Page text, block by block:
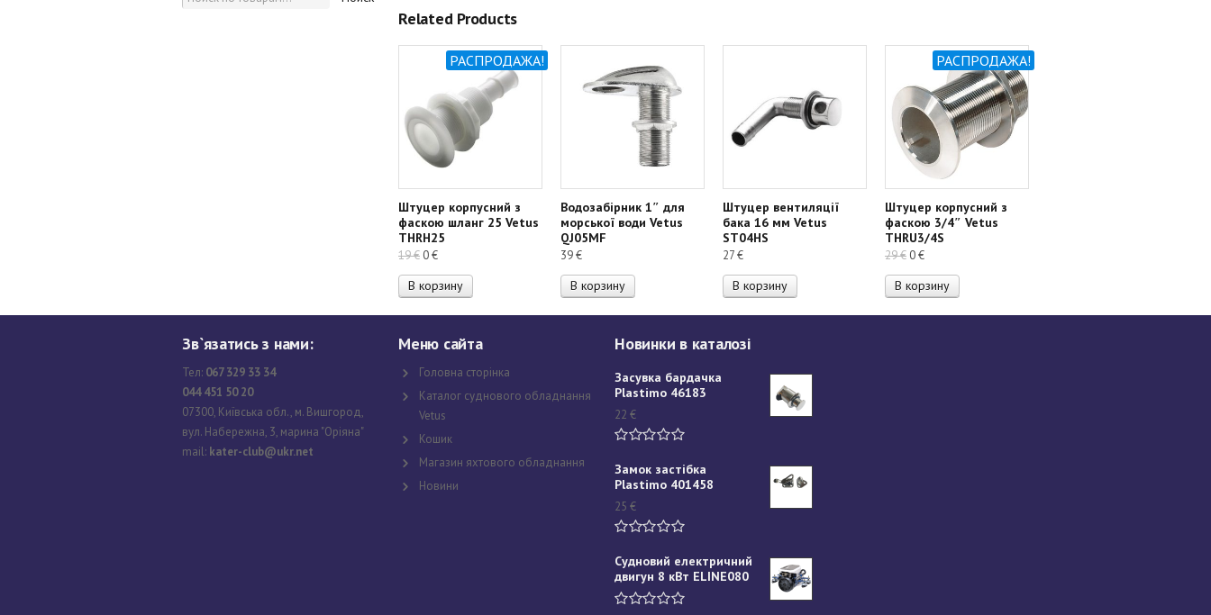
Related Products
РАСПРОДАЖА!
Штуцер корпусний з
фаскою шланг 25 Vetus
THRH25
19€ Первоначальная
цена
составляла
19 €.
0€Текущая
цена:
0 €.
В корзину
Водозабірник 1″ для
морської води Vetus
QJ05MF
39€
В корзину
Штуцер вентиляції
бака 16 мм Vetus
ST04HS
27€
В корзину
РАСПРОДАЖА!
Штуцер корпусний з
фаскою 3/4″ Vetus
THRU3/4S
29€ Первоначальная
цена
составляла
29 €.
0€Текущая
цена:
0 €.
В корзину
Зв`язатись з нами:
Тел: 067 329 33 34
044 451 50 20
07300, Київська обл., м. Вишгород,
вул. Набережна, 3, марина "Оріяна"
mail: kater-club@ukr.net
Меню сайта
Головна сторінка
Каталог суднового обладнання
Vetus
Кошик
Магазин яхтового обладнання
Новини
Новинки в каталозі
Засувка бардачка
Plastimo 46183
22 €
Замок застібка
Plastimo 401458
25 €
Судновий електричний
двигун 8 кВт ELINE080